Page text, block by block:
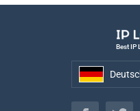
Best IP